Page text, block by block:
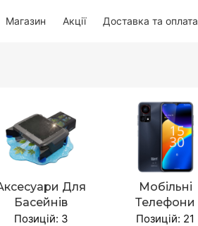
Магазин Акції Доставка та оплата
Для
Басейнів
Позицій: 3
Мобільні
Телефони
Позицій: 21